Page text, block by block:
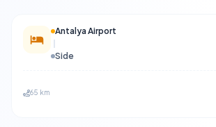
Antalya Airport
Side
65 km